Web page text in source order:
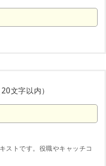
文字以内）
ストです。役職やキャッチコ